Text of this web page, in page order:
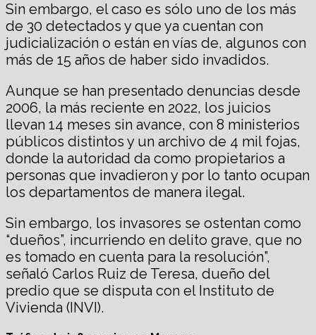
Sin embargo, el caso es sólo uno de los más
de 30 detectados y que ya cuentan con
judicialización o están en vías de, algunos con
más de 15 años de haber sido invadidos.
Aunque se han presentado denuncias desde
2006, la más reciente en 2022, los juicios
llevan 14 meses sin avance, con 8 ministerios
públicos distintos y un archivo de 4 mil fojas,
donde la autoridad da como propietarios a
personas que invadieron y por lo tanto ocupan
los departamentos de manera ilegal.
Sin embargo, los invasores se ostentan como
“dueños”, incurriendo en delito grave, que no
es tomado en cuenta para la resolución”,
señaló Carlos Ruiz de Teresa, dueño del
predio que se disputa con el Instituto de
Vivienda (INVI).